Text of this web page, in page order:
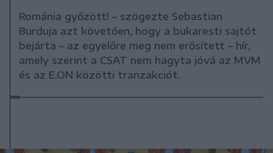
Románia győzött! – szögezte Sebastian
Burduja azt követően, hogy a bukaresti sajtót
bejárta – az egyelőre meg nem erősített – hír,
amely szerint a CSAT nem hagyta jóvá az MVM
és az E.ON közötti tranzakciót.